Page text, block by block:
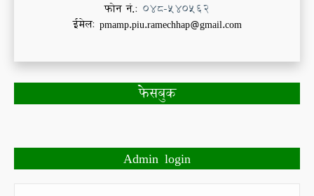
फोन नं.: 048-540562
ईमेल: pmamp.piu.ramechhap@gmail.com
फेसबुक
Admin login